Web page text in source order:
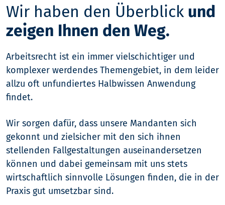
Wir haben den Überblick und
zeigen Ihnen den Weg.
Arbeitsrecht ist ein immer vielschichtiger und
komplexer werdendes Themengebiet, in dem leider
allzu oft unfundiertes Halbwissen Anwendung
findet.
Wir sorgen dafür, dass unsere Mandanten sich
gekonnt und zielsicher mit den sich ihnen
stellenden Fallgestaltungen auseinandersetzen
können und dabei gemeinsam mit uns stets
wirtschaftlich sinnvolle Lösungen finden, die in der
Praxis gut umsetzbar sind.